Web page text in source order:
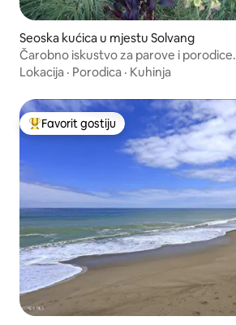
Seoska kućica u mjestu Solvang
Čarobno iskustvo za parove i porodice.
Lokacija · Porodica · Kuhinja
Glavni favorit gostiju
Favorit gostiju